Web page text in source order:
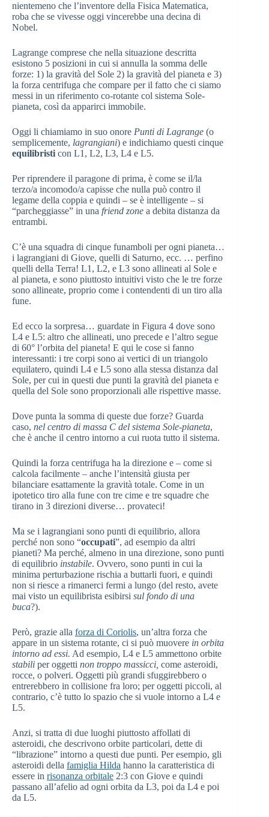
nientemeno che l’inventore della Fisica Matematica,
roba che se vivesse oggi vincerebbe una decina di
Nobel.
Lagrange comprese che nella situazione descritta
esistono 5 posizioni in cui si annulla la somma delle
forze: 1) la gravità del Sole 2) la gravità del pianeta e 3)
la forza centrifuga che compare per il fatto che ci siamo
messi in un riferimento co-rotante col sistema Sole-
pianeta, così da apparirci immobile.
Oggi li chiamiamo in suo onore Punti di Lagrange (o
semplicemente, lagrangiani) e indichiamo questi cinque
equilibristi con L1, L2, L3, L4 e L5.
Per riprendere il paragone di prima, è come se il/la
terzo/a incomodo/a capisse che nulla può contro il
legame della coppia e quindi – se è intelligente – si
“parcheggiasse” in una friend zone a debita distanza da
entrambi.
C’è una squadra di cinque funamboli per ogni pianeta…
i lagrangiani di Giove, quelli di Saturno, ecc. … perfino
quelli della Terra! L1, L2, e L3 sono allineati al Sole e
al pianeta, e sono piuttosto intuitivi visto che le tre forze
sono allineate, proprio come i contendenti di un tiro alla
fune.
Ed ecco la sorpresa… guardate in Figura 4 dove sono
L4 e L5: altro che allineati, uno precede e l’altro segue
di 60° l’orbita del pianeta! E qui le cose si fanno
interessanti: i tre corpi sono ai vertici di un triangolo
equilatero, quindi L4 e L5 sono alla stessa distanza dal
Sole, per cui in questi due punti la gravità del pianeta e
quella del Sole sono proporzionali alle rispettive masse.
Dove punta la somma di queste due forze? Guarda
caso, nel centro di massa C del sistema Sole-pianeta,
che è anche il centro intorno a cui ruota tutto il sistema.
Quindi la forza centrifuga ha la direzione e – come si
calcola facilmente – anche l’intensità giusta per
bilanciare esattamente la gravità totale. Come in un
ipotetico tiro alla fune con tre cime e tre squadre che
tirano in 3 direzioni diverse… provateci!
Ma se i lagrangiani sono punti di equilibrio, allora
perché non sono “occupati”, ad esempio da altri
pianeti? Ma perché, almeno in una direzione, sono punti
di equilibrio instabile. Ovvero, sono punti in cui la
minima perturbazione rischia a buttarli fuori, e quindi
non si riesce a rimanerci fermi a lungo (del resto, avete
mai visto un equilibrista esibirsi sul fondo di una
buca?).
Però, grazie alla forza di Coriolis, un’altra forza che
appare in un sistema rotante, ci si può muovere in orbita
intorno ad essi. Ad esempio, L4 e L5 ammettono orbite
stabili per oggetti non troppo massicci, come asteroidi,
rocce, o polveri. Oggetti più grandi sfuggirebbero o
entrerebbero in collisione fra loro; per oggetti piccoli, al
contrario, c’è tutto lo spazio che si vuole intorno a L4 e
L5.
Anzi, si tratta di due luoghi piuttosto affollati di
asteroidi, che descrivono orbite particolari, dette di
“librazione” intorno a questi due punti. Per esempio, gli
asteroidi della famiglia Hilda hanno la caratteristica di
essere in risonanza orbitale 2:3 con Giove e quindi
passano all’afelio ad ogni orbita da L3, poi da L4 e poi
da L5.